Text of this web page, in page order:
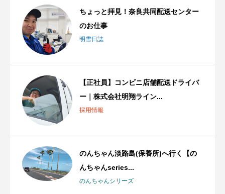
ちょっと拝見！奈良共同配送センター
のお仕事
明雪日誌
【正社員】コンビニ店舗配送ドライバ
ー｜株式会社明翔ライン...
採用情報
のんちゃん淡路島(保養所)へ行く【の
んちゃんseries...
のんちゃんシリーズ